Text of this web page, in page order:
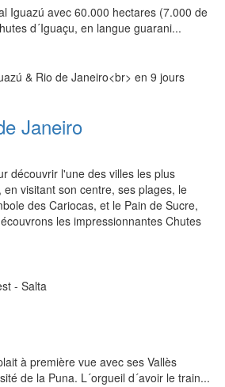
Iguazú avec 60.000 hectares (7.000 de
d´Iguaçu, en langue guarani...
Janeiro
découvrir l'une des villes les plus
visitant son centre, ses plages, le
des Cariocas, et le Pain de Sucre,
les impressionnantes Chutes
à première vue avec ses Vallès
de la Puna. L´orgueil d´avoir le train...